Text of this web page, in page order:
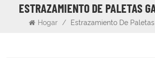
ESTRAZAMIENTO DE PALETAS
Hogar / Estrazamiento De